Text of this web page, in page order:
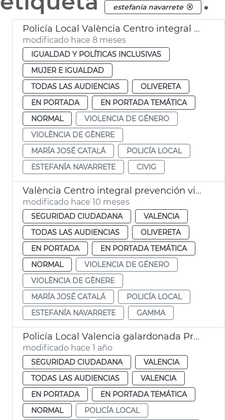
estefanía navarrete
Policía Local València Centro integral prevención violencia género
modificado hace 8 meses
IGUALDAD Y POLÍTICAS INCLUSIVAS
MUJER E IGUALDAD
TODAS LAS AUDIENCIAS
OLIVERETA
EN PORTADA
EN PORTADA TEMÁTICA
NORMAL
VIOLENCIA DE GÉNERO
VIOLÈNCIA DE GÈNERE
MARÍA JOSÉ CATALÁ
POLICÍA LOCAL
ESTEFANÍA NAVARRETE
CIVIG
València Centro integral prevención violencia de género
modificado hace 10 meses
SEGURIDAD CIUDADANA
VALENCIA
TODAS LAS AUDIENCIAS
OLIVERETA
EN PORTADA
EN PORTADA TEMÁTICA
NORMAL
VIOLENCIA DE GÉNERO
VIOLÈNCIA DE GÈNERE
MARÍA JOSÉ CATALÁ
POLICÍA LOCAL
ESTEFANÍA NAVARRETE
GAMMA
Policía Local Valencia galardonada Premios USEC
modificado hace 1 año
SEGURIDAD CIUDADANA
VALENCIA
TODAS LAS AUDIENCIAS
VALENCIA
EN PORTADA
EN PORTADA TEMÁTICA
NORMAL
POLICÍA LOCAL